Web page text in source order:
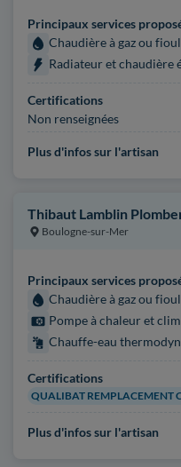
Principaux services
Chaudière à gaz ou fioul
Radiateur et chaudière
Certifications
Non renseignées
Plus d'infos sur l'artisan
Thibaut Lamblin
Boulogne-sur-Mer
Principaux services
Chaudière à gaz ou fioul
Pompe à chaleur et
Chauffe-eau
Certifications
QUALIBAT REMPLACEMENT
Plus d'infos sur l'artisan